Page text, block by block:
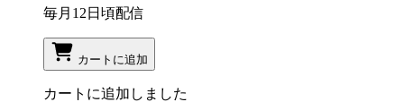
毎月12日頃配信
カートに追加
カートに追加しました